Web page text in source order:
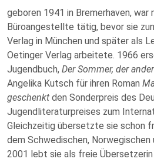
geboren 1941 in Bremerhaven, war
Büroangestellte tätig, bevor sie
Verlag in München und später als
Oetinger Verlag arbeitete. 1966
Jugendbuch, Der Sommer, der
Angelika Kutsch für ihren Roman
geschenkt den Sonderpreis des
Jugendliteraturpreises zum
Gleichzeitig übersetzte sie schon
dem Schwedischen, Norwegischen
2001 lebt sie als freie Übersetzerin